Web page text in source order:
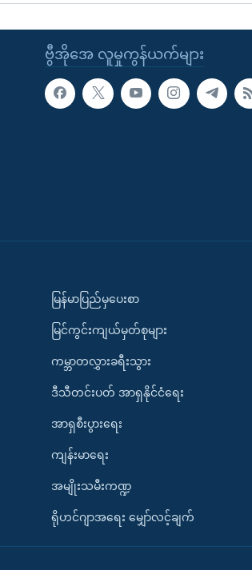
ဗွီအိုအေ လူမှုကွန်ယက်များ
မြန်မာပြည်မှပေးစာ
မြင်ကွင်းကျယ်မှတ်စုများ
ကမ္ဘာတလွှားခရီးသွား
ဒီသီတင်းပတ် အာရှနိုင်ငံရေး
အာရှစီးပွားရေး
ကျန်းမာရေး
အမျိုးသမီးကဏ္ဍ
ရိုဟင်ဂျာအရေး မျှော်လင့်ချက်